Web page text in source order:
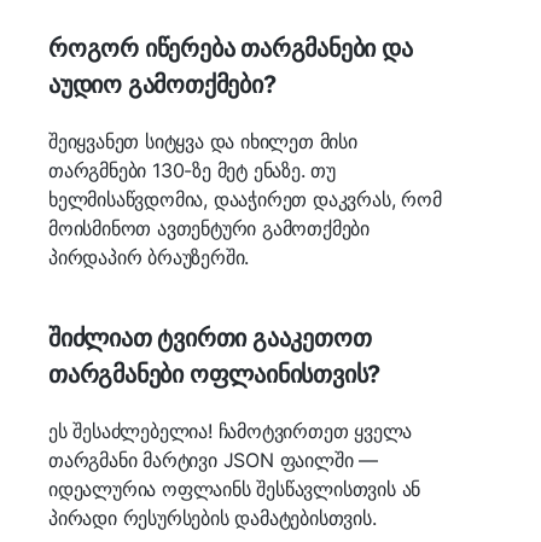
როგორ იწერება თარგმანები და
აუდიო გამოთქმები?
შეიყვანეთ სიტყვა და იხილეთ მისი
თარგმნები 130-ზე მეტ ენაზე. თუ
ხელმისაწვდომია, დააჭირეთ დაკვრას, რომ
მოისმინოთ ავთენტური გამოთქმები
პირდაპირ ბრაუზერში.
შიძლიათ ტვირთი გააკეთოთ
თარგმანები ოფლაინისთვის?
ეს შესაძლებელია! ჩამოტვირთეთ ყველა
თარგმანი მარტივი JSON ფაილში —
იდეალურია ოფლაინს შესწავლისთვის ან
პირადი რესურსების დამატებისთვის.